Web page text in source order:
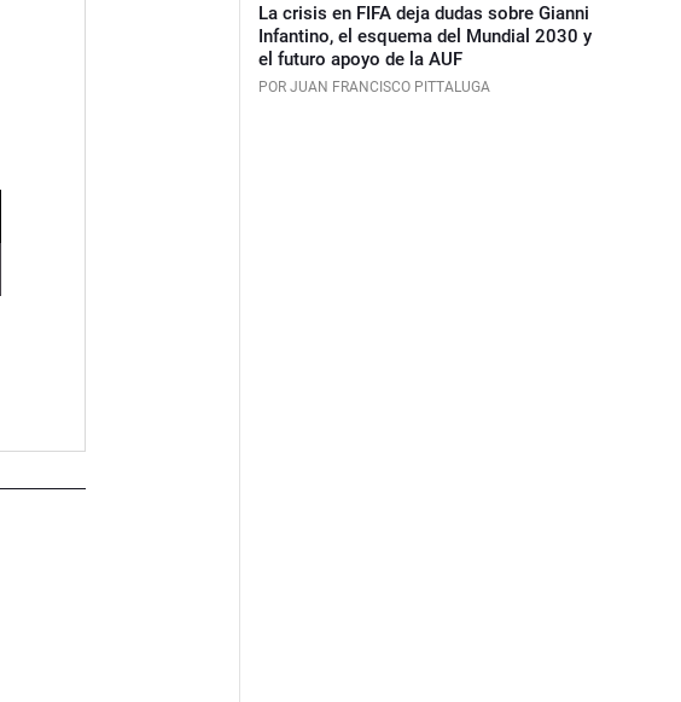
La crisis en FIFA deja dudas sobre Gianni
Infantino, el esquema del Mundial 2030 y
el futuro apoyo de la AUF
POR JUAN FRANCISCO PITTALUGA